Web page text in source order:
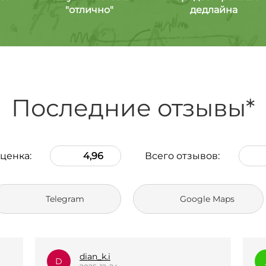
"отлично"
дедлайна
Последние отзывы*
4,96 Всего отзывов:
Telegram Google Maps
_ _l.e.k.s.a.n.a_